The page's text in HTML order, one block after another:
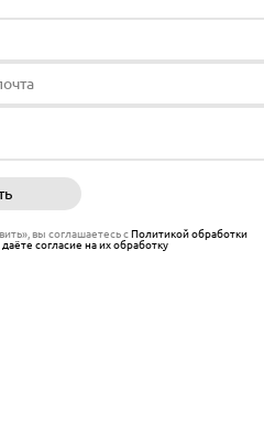
вы соглашаетесь сПолитикой обработки
даёте согласие на их обработку